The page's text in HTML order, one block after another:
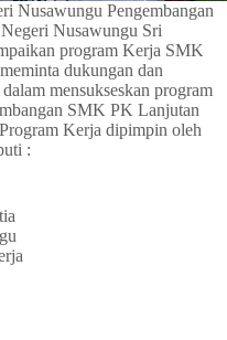
Nusawungu Pengembangan
Nusawungu Sri
program Kerja SMK
dukungan dan
mensukseskan program
SMK PK Lanjutan
Kerja dipimpin oleh
: